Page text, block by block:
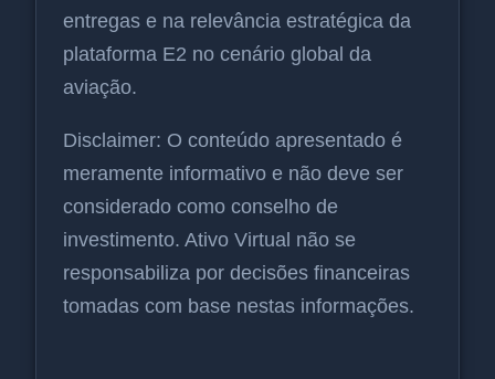
entregas e na relevância estratégica da
plataforma E2 no cenário global da
aviação.
Disclaimer: O conteúdo apresentado é
meramente informativo e não deve ser
considerado como conselho de
investimento. Ativo Virtual não se
responsabiliza por decisões financeiras
tomadas com base nestas informações.